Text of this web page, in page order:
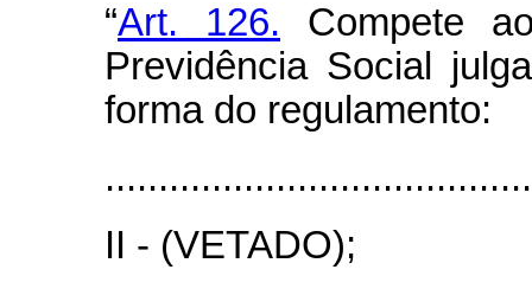
“Art. 126. Compete
Previdência Social
forma do regulamento:
II - (VETADO);